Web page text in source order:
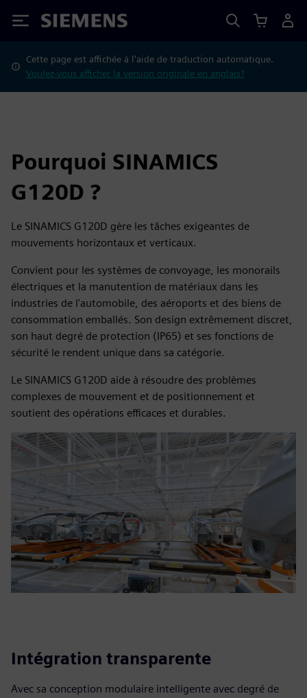
Siemens
Cette page est affichée à l'aide de traduction automatique.
Voulez-vous afficher la version originale en anglais?
Pourquoi SINAMICS
G120D ?
Le SINAMICS G120D gère les tâches exigeantes de
mouvements horizontaux et verticaux.
Convient pour les systèmes de convoyage, les monorails
électriques et la manutention de matériaux dans les
industries de l'automobile, des aéroports et des biens de
consommation emballés. Son design extrêmement discret,
son haut degré de protection (IP65) et ses fonctions de
sécurité le rendent unique dans sa catégorie.
Le SINAMICS G120D aide à résoudre des problèmes
complexes de mouvement et de positionnement et
soutient des opérations efficaces et durables.
Intégration transparente
Avec sa conception modulaire intelligente avec degré de